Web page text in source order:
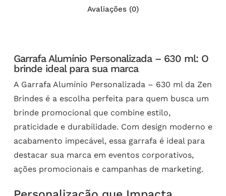
Avaliações (0)
Garrafa Alumínio Personalizada – 630 ml: O
brinde ideal para sua marca
A Garrafa Alumínio Personalizada – 630 ml da Zen
Brindes é a escolha perfeita para quem busca um
brinde promocional que combine estilo,
praticidade e durabilidade. Com design moderno e
acabamento impecável, essa garrafa é ideal para
destacar sua marca em eventos corporativos,
ações promocionais e campanhas de marketing.